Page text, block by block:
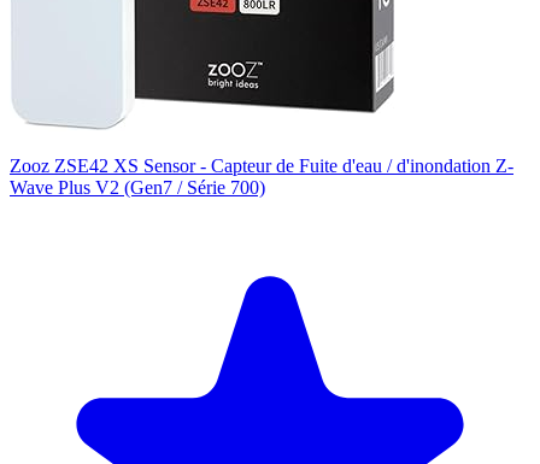
Zooz ZSE42 XS Sensor - Capteur de Fuite d'eau / d'inondation Z-
Wave Plus V2 (Gen7 / Série 700)